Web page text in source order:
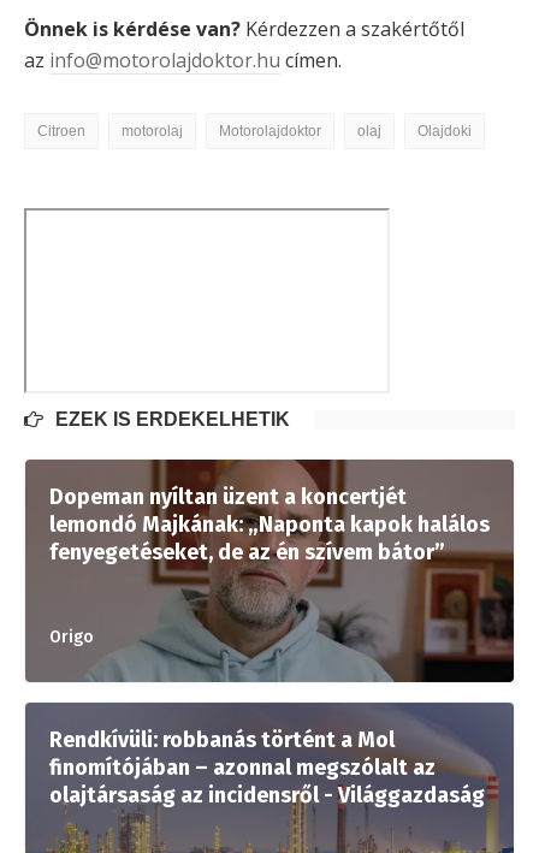
Önnek is kérdése van? Kérdezzen a szakértőtől
az info@motorolajdoktor.hu címen.
Citroen motorolaj Motorolajdoktor olaj Olajdoki
EZEK IS ÉRDEKELHETIK
Dopeman nyíltan üzent a koncertjét
lemondó Majkának: „Naponta kapok halálos
fenyegetéseket, de az én szívem bátor”
Origo
Rendkívüli: robbanás történt a Mol
finomítójában – azonnal megszólalt az
olajtársaság az incidensről - Világgazdaság